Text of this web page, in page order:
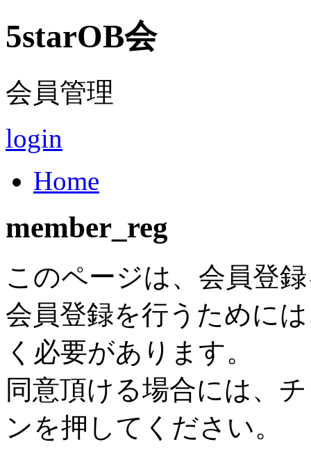
5starOB会
会員管理
login
Home
member_reg
このページは、会員登
会員登録を行うために
く必要があります。
同意頂ける場合には、
ンを押してください。